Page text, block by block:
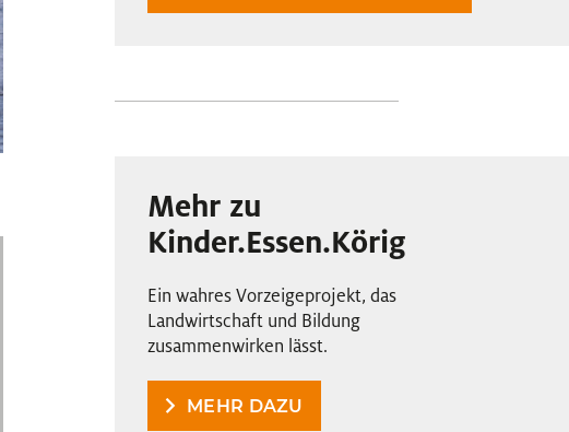
Mehr zu
Kinder.Essen.Körig
Ein wahres Vorzeigeprojekt, das
Landwirtschaft und Bildung
zusammenwirken lässt.
MEHR DAZU